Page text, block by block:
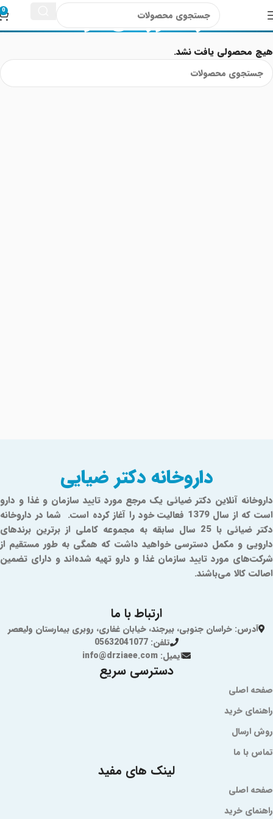
0 سرماخوردگی کودک
هیچ محصولی یافت نشد.
داروخانه دکتر ضیایی
داروخانه آنلاین دکتر ضیائی یک مرجع مورد تایید سازمان و غذا و دارو
است که از سال 1379 فعالیت خود را آغاز کرده است. شما در داروخانه
دکتر ضیائی با 25 سال سابقه به مجموعه کاملی از برترین برندهای
دارویی و مکمل دسترسی خواهید داشت که همگی به طور مستقیم از
شرکت‌های مورد تایید سازمان غذا و دارو تهیه شده‌اند و دارای تضمین
اصالت کالا می‌باشند.
ارتباط با ما
آدرس: خراسان جنوبی، بیرجند، خیابان غفاری، روبری بیمارستان ولیعصر
تلفن: 05632041077
ایمیل: info@drziaee.com
دسترسی سریع
صفحه اصلی
راهنمای خرید
روش ارسال
تماس با ما
لینک های مفید
صفحه اصلی
راهنمای خرید